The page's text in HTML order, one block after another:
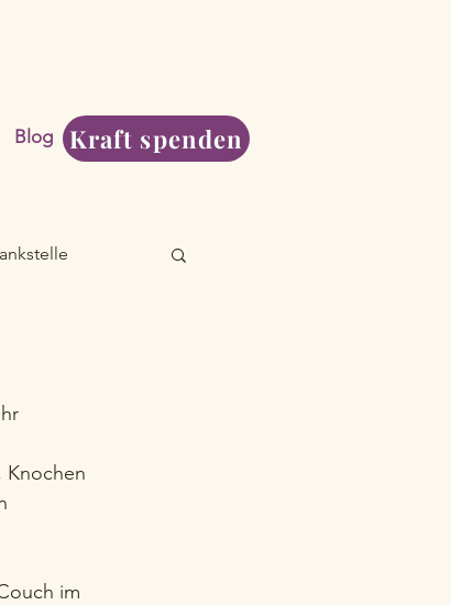
Kraft spenden
Blog
Knochen
im